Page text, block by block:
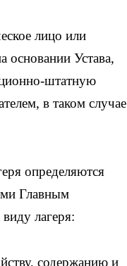
лицо или
основании Устава,
штатную
в таком случае
определяются
Главным
лагеря:
содержанию и